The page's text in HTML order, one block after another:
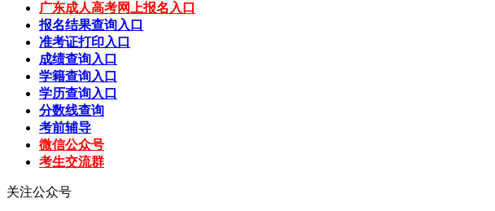
广东成人高考网上报名入口
报名结果查询入口
准考证打印入口
成绩查询入口
学籍查询入口
学历查询入口
分数线查询
考前辅导
微信公众号
考生交流群
关注公众号